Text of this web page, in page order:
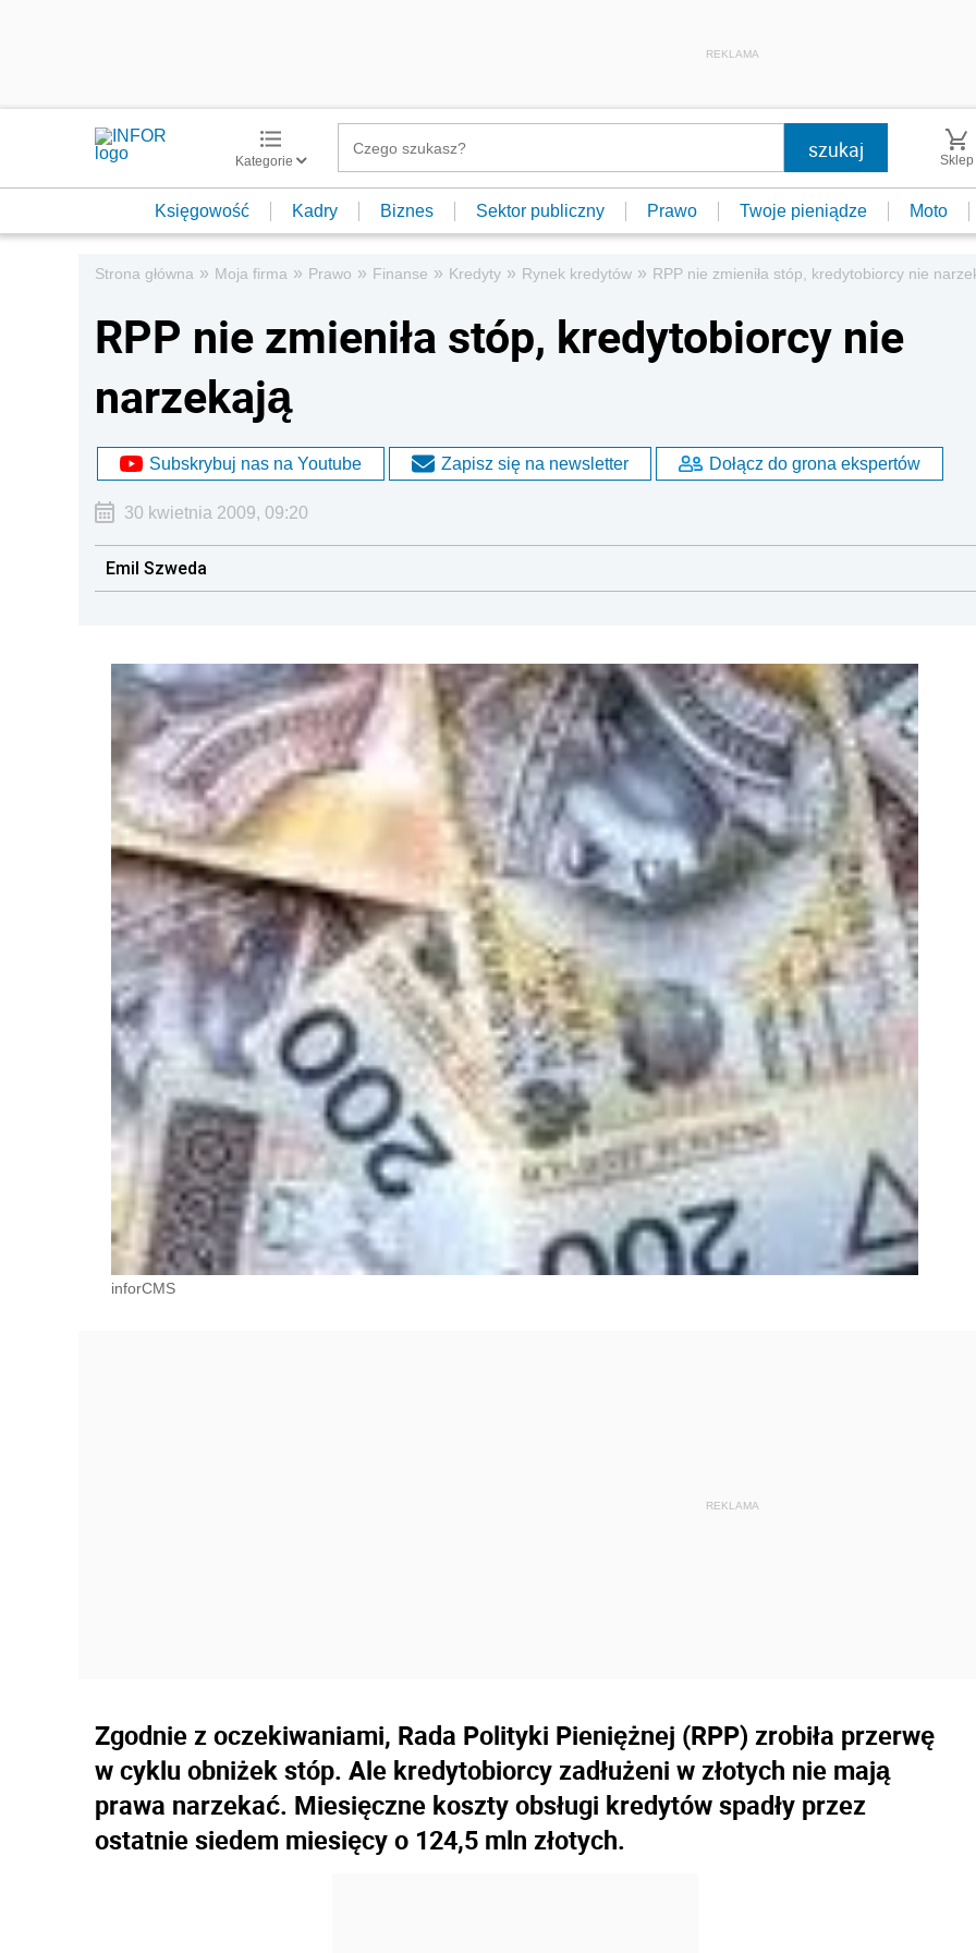
REKLAMA
Kategorie Sklep
Księgowość Kadry Biznes Sektor publiczny Prawo Twoje pieniądze Moto
Strona główna » Moja firma » Prawo » Finanse » Kredyty » Rynek kredytów » RPP nie zmieniła stóp, kredytobiorcy nie
RPP nie zmieniła stóp, kredytobiorcy nie
narzekają
Subskrybuj nas na Youtube Zapisz się na newsletter Dołącz do grona ekspertów
30 kwietnia 2009, 09:20
Emil Szweda
inforCMS
Zgodnie z oczekiwaniami, Rada Polityki Pieniężnej (RPP) zrobiła przerwę
w cyklu obniżek stóp. Ale kredytobiorcy zadłużeni w złotych nie mają
prawa narzekać. Miesięczne koszty obsługi kredytów spadły przez
ostatnie siedem miesięcy o 124,5 mln złotych.